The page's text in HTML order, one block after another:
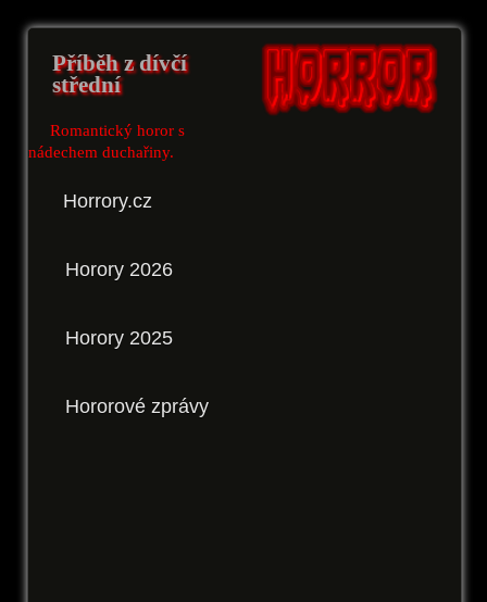
Příběh z dívčí
střední
Romantický horor s
nádechem duchařiny.
Horrory.cz
Horory 2026
Horory 2025
Hororové zprávy